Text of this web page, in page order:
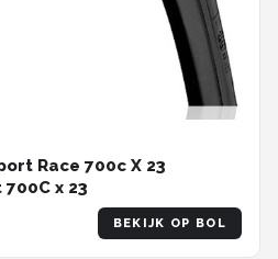
Race 700c X 23
x 23
BEKIJK OP BOL